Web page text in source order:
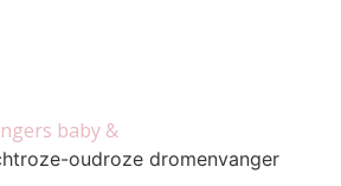
baby &
oudroze dromenvanger